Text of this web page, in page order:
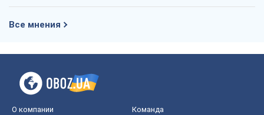
Все мнения
О компании Команда